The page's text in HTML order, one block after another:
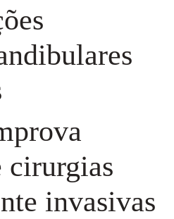
cirurgias
invasivas